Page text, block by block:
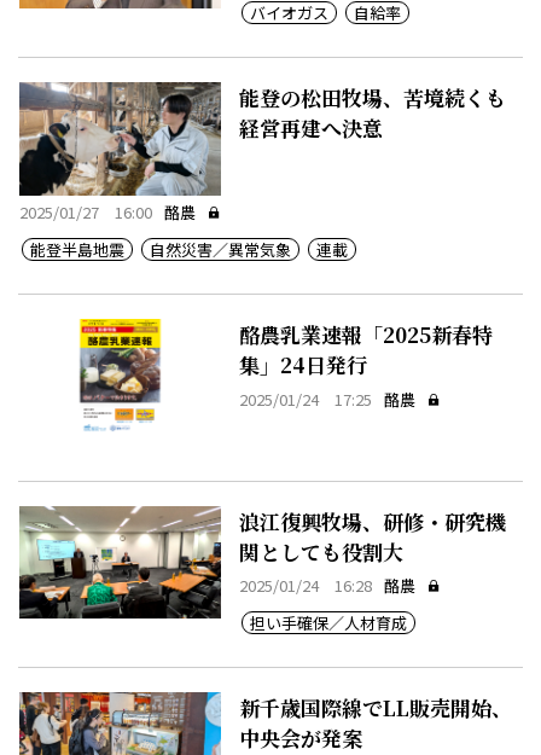
バイオガス
自給率
能登の松田牧場、苦境続くも
経営再建へ決意
2025/01/27 16:00 酪農
能登半島地震
自然災害／異常気象 連載
酪農乳業速報「2025新春特
集」24日発行
2025/01/24 17:25 酪農
浪江復興牧場、研修・研究機
関としても役割大
2025/01/24 16:28 酪農
担い手確保／人材育成
新千歳国際線でLL販売開始、
中央会が発案